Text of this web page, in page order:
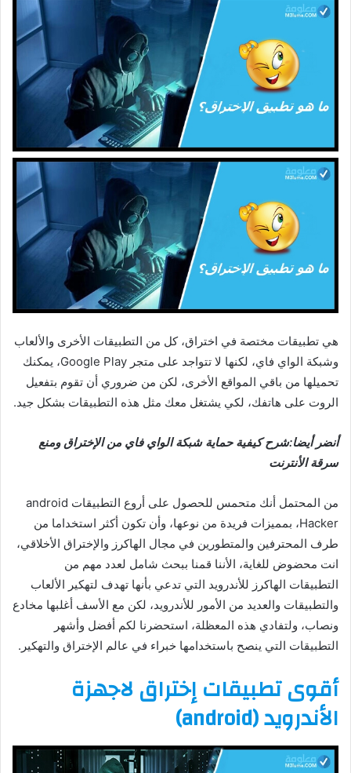
هي تطبيقات مختصة في اختراق، كل من التطبيقات الأخرى والألعاب
وشبكة الواي فاي، لكنها لا تتواجد على متجر Google Play، يمكنك
تحميلها من باقي المواقع الأخرى، لكن من ضروري أن تقوم بتفعيل
الروت على هاتفك، لكي يشتغل معك مثل هذه التطبيقات بشكل جيد.
أنضر أيضا:شرح كيفية حماية شبكة الواي فاي من الإختراق ومنع
سرقة الأنترنت
من المحتمل أنك متحمس للحصول على أروع التطبيقات android
Hacker، بمميزات فريدة من نوعها، وأن تكون أكثر استخداما من
طرف المحترفين والمتطورين في مجال الهاكرز والإختراق الأخلاقي،
انت محضوض للغاية، الأننا قمنا ببحث شامل لعدد مهم من
التطبيقات الهاكرز للأندرويد التي تدعي بأنها تهدف لتهكير الألعاب
والتطبيقات والعديد من الأمور للأندرويد، لكن مع الأسف أغلبها مخادع
ونصاب، ولتفادي هذه المعظلة، استحضرنا لكم أفضل وأشهر
التطبيقات التي ينصح باستخدامها خبراء في عالم الإختراق والتهكير.
أقوى تطبيقات إختراق لاجهزة
الأندرويد (android)